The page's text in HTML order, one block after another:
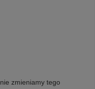
zmieniamy tego